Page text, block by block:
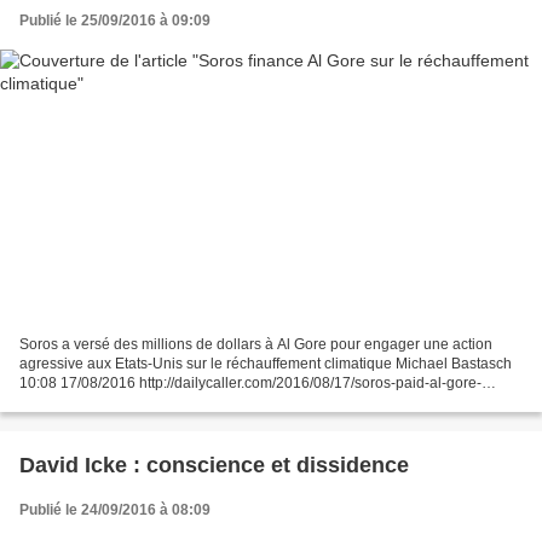
Publié le 25/09/2016 à 09:09
Soros a versé des millions de dollars à Al Gore pour engager une action
agressive aux Etats-Unis sur le réchauffement climatique Michael Bastasch
10:08 17/08/2016 http://dailycaller.com/2016/08/17/soros-paid-al-gore-
David Icke : conscience et dissidence
Publié le 24/09/2016 à 08:09